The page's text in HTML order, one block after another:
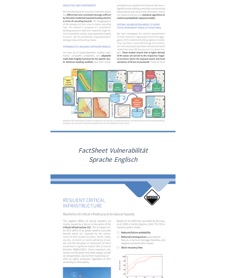
FactSheet Vulnerabilität
Sprache Englisch